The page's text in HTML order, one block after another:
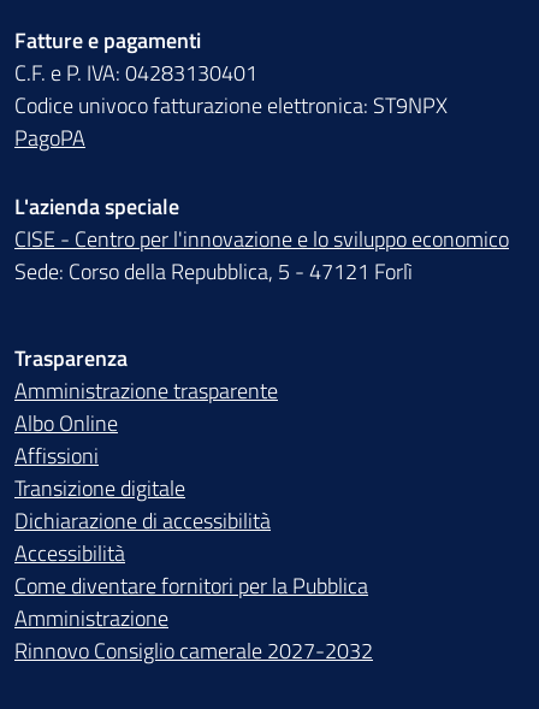
Fatture e pagamenti
C.F. e P. IVA: 04283130401
Codice univoco fatturazione elettronica: ST9NPX
PagoPA
L'azienda speciale
CISE - Centro per l'innovazione e lo sviluppo economico
Sede: Corso della Repubblica, 5 - 47121 Forlì
Trasparenza
Amministrazione trasparente
Albo Online
Affissioni
Transizione digitale
Dichiarazione di accessibilità
Accessibilità
Come diventare fornitori per la Pubblica
Amministrazione
Rinnovo Consiglio camerale 2027-2032